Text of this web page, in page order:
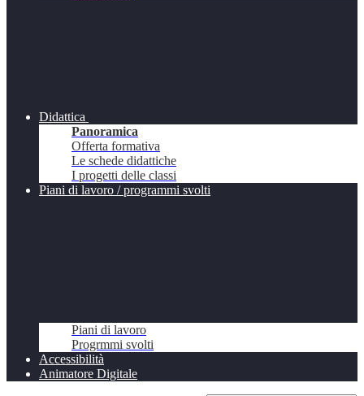
Didattica
Panoramica
Offerta formativa
Le schede didattiche
I progetti delle classi
Piani di lavoro / programmi svolti
Piani di lavoro
Progrmmi svolti
Accessibilità
Animatore Digitale